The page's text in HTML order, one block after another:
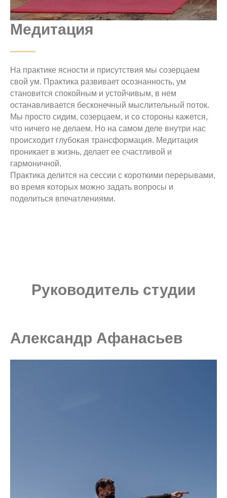
Медитация
На практике ясности и присутствия мы созерцаем
свой ум. Практика развивает осознанность, ум
становится спокойным и устойчивым, в нем
останавливается бесконечный мыслительный поток.
Мы просто сидим, созерцаем, и со стороны кажется,
что ничего не делаем. Но на самом деле внутри нас
происходит глубокая трансформация. Медитация
проникает в жизнь, делает ее счастливой и
гармоничной.
Практика делится на сессии с короткими перерывами,
во время которых можно задать вопросы и
поделиться впечатлениями.
Руководитель студии
Александр Афанасьев